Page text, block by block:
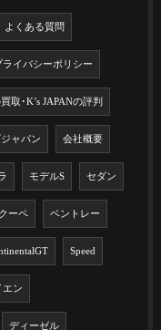
よくある質問
ライバシーポリシー
取･K’s JAPANの評判
ャパン 会社概要
モデルS セダン
クーペ ベントレー
Speed
エン
ディーゼル